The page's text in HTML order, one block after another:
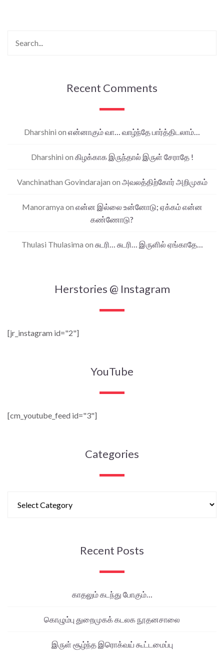
Recent Comments
Dharshini on என்னாகும் வா… வாழ்ந்தே பார்த்திடலாம்…
Dharshini on கிழக்காக இருந்தால் இருள் சேராதே !
Vanchinathan Govindarajan on அவலத்திற்கோர் அறிமுகம்
Manoramya on என்ன இல்லை உன்னோடு; ஏக்கம் என்ன
கண்ணோடு?
Thulasi Thulasima on சுடரி… சுடரி… இருளில் ஏங்காதே…
Herstories @ Instagram
[jr_instagram id="2"]
YouTube
[cm_youtube_feed id="3"]
Categories
Recent Posts
காதலும் கடந்து போகும்…
கொழும்பு துறைமுகக் கடலக நூதனசாலை
இருள் சூழ்ந்த இரொக்வய் கூட்டமைப்பு